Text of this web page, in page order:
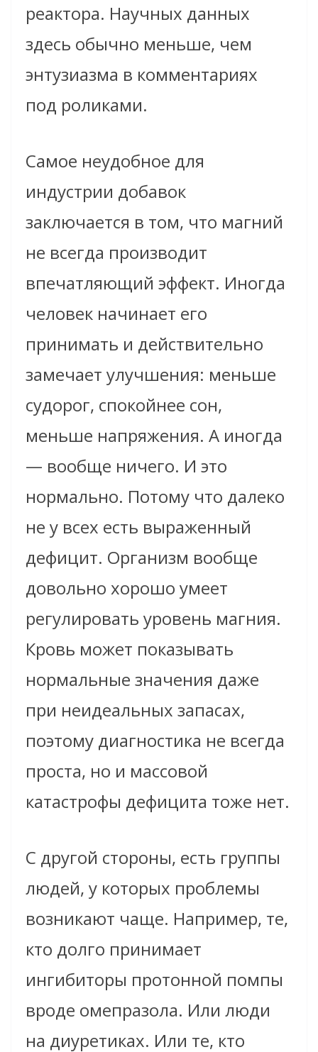
реактора. Научных данных
здесь обычно меньше, чем
энтузиазма в комментариях
под роликами.
Самое неудобное для
индустрии добавок
заключается в том, что магний
не всегда производит
впечатляющий эффект. Иногда
человек начинает его
принимать и действительно
замечает улучшения: меньше
судорог, спокойнее сон,
меньше напряжения. А иногда
— вообще ничего. И это
нормально. Потому что далеко
не у всех есть выраженный
дефицит. Организм вообще
довольно хорошо умеет
регулировать уровень магния.
Кровь может показывать
нормальные значения даже
при неидеальных запасах,
поэтому диагностика не всегда
проста, но и массовой
катастрофы дефицита тоже нет.
С другой стороны, есть группы
людей, у которых проблемы
возникают чаще. Например, те,
кто долго принимает
ингибиторы протонной помпы
вроде омепразола. Или люди
на диуретиках. Или те, кто